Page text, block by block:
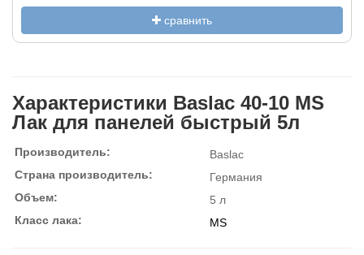
сравнить
Характеристики Baslac 40-10 MS
Лак для панелей быстрый 5л
Производитель:
Baslac
Страна производитель:
Германия
Объем:
5 л
Класс лака:
MS